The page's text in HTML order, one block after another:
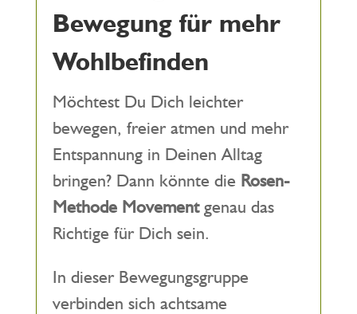
Bewegung für mehr
Wohlbefinden
Möchtest Du Dich leichter
bewegen, freier atmen und mehr
Entspannung in Deinen Alltag
bringen? Dann könnte die Rosen-
Methode Movementgenau das
Richtige für Dich sein.
In dieser Bewegungsgruppe
verbinden sich achtsame